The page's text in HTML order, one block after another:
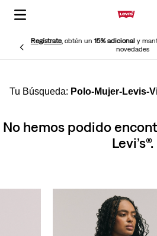
Regístrate, obtén un15% adicionaly
novedades
Polo-Mujer-Levis-
No hemos podido
Levi’s®.